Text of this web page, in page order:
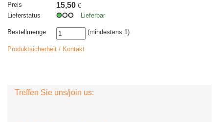
Preis
15,50 €
Lieferstatus
Lieferbar
Bestellmenge (mindestens 1)
Produktsicherheit / Kontakt
Treffen Sie uns/join us: